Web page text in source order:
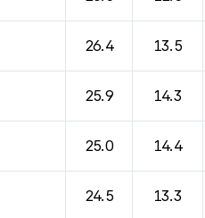
26.4 13.5
25.9 14.3
25.0 14.4
24.5 13.3